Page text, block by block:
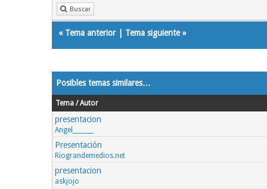
Buscar
« Tema anterior| Tema siguiente»
Posibles temas similares…
Tema / Autor
presentacion
Angel_______
Presentación
Riograndemedios.net
presentacion
askjojo